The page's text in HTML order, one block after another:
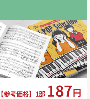
【参考価格】1部 187 円